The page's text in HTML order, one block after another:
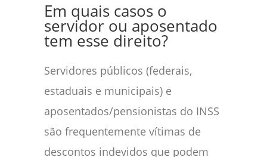
Em quais casos o
servidor ou aposentado
tem esse direito?
Servidores públicos (federais,
estaduais e municipais) e
aposentados/pensionistas do INSS
são frequentemente vítimas de
descontos indevidos que podem